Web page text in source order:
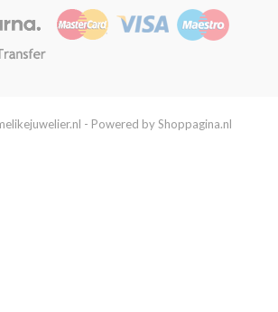
- Powered by Shoppagina.nl